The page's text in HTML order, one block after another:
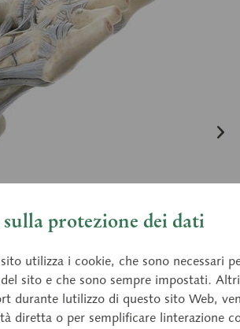
protezione dei dati
utilizza i cookie, che sono necessari
sito e che sono sempre impostati.
durante lutilizzo di questo sito Web,
diretta o per semplificare linterazione